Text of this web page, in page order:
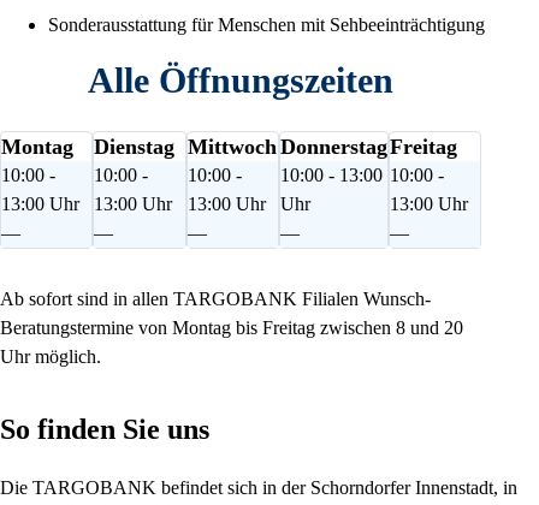
Sonderausstattung für Menschen mit Sehbeeinträchtigung
Alle Öffnungszeiten
Montag
10:00 -
13:00 Uhr
—
Dienstag
10:00 -
13:00 Uhr
—
Mittwoch
10:00 -
13:00 Uhr
—
Donnerstag
10:00 - 13:00
Uhr
—
Freitag
10:00 -
13:00 Uhr
—
Ab sofort sind in allen TARGOBANK Filialen Wunsch-
Beratungstermine von Montag bis Freitag zwischen 8 und 20
Uhr möglich.
So finden Sie uns
Die TARGOBANK befindet sich in der Schorndorfer Innenstadt, in